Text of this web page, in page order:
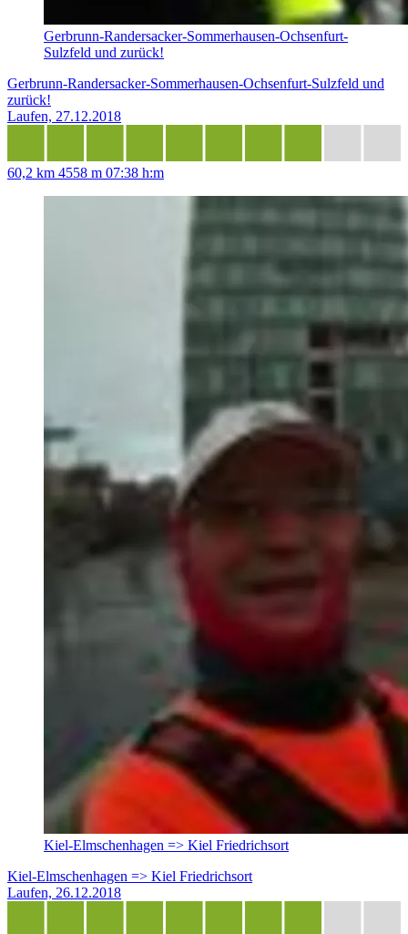
Gerbrunn-Randersacker-Sommerhausen-Ochsenfurt-
Sulzfeld und zurück!
Gerbrunn-Randersacker-Sommerhausen-Ochsenfurt-Sulzfeld und
zurück!
Laufen, 27.12.2018
60,2 km 4558 m 07:38 h:m
Kiel-Elmschenhagen => Kiel Friedrichsort
Kiel-Elmschenhagen => Kiel Friedrichsort
Laufen, 26.12.2018